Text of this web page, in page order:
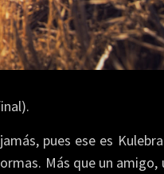
pues ese es
Más que un amigo,